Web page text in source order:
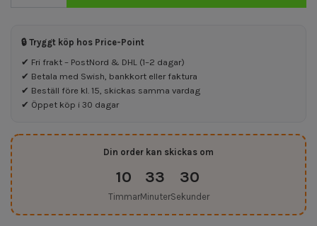
🔒 Tryggt köp hos Price-Point
✔ Fri frakt – PostNord & DHL (1–2 dagar)
✔ Betala med Swish, bankkort eller faktura
✔ Beställ före kl. 15, skickas samma vardag
✔ Öppet köp i 30 dagar
Din order kan skickas om
10
Timmar
33
Minuter
29
Sekunder